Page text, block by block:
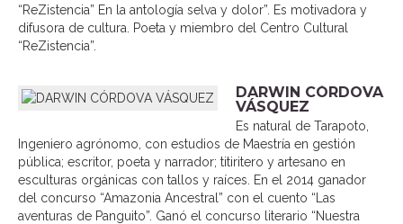
“ReZistencia” En la antología selva y dolor”. Es motivadora y
difusora de cultura. Poeta y miembro del Centro Cultural
“ReZistencia”.
DARWIN CÓRDOVA
VÁSQUEZ
Es natural de Tarapoto,
Ingeniero agrónomo, con estudios de Maestría en gestión
pública; escritor, poeta y narrador; titiritero y artesano en
esculturas orgánicas con tallos y raíces. En el 2014 ganador
del concurso “Amazonia Ancestral” con el cuento “Las
aventuras de Panguito”. Ganó el concurso literario “Nuestra